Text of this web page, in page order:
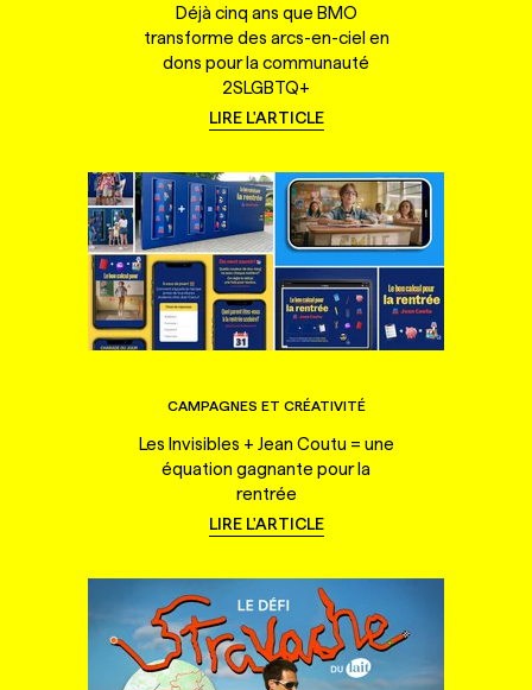
Déjà cinq ans que BMO
transforme des arcs-en-ciel en
dons pour la communauté
2SLGBTQ+
LIRE L'ARTICLE
CAMPAGNES ET CRÉATIVITÉ
Les Invisibles + Jean Coutu = une
équation gagnante pour la
rentrée
LIRE L'ARTICLE